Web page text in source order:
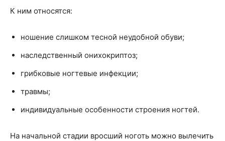
К ним относятся:
ношение слишком тесной неудобной обуви;
наследственный онихокриптоз;
грибковые ногтевые инфекции;
травмы;
индивидуальные особенности строения ногтей.
На начальной стадии вросший ноготь можно вылечить